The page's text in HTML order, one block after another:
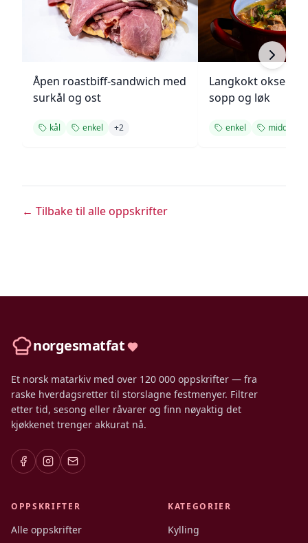
Åpen roastbiff-sandwich med
surkål og ost
kål enkel +2
Langkokt
sopp og løk
enkel middag
← Tilbake til alle oppskrifter
norgesmatfat
Et norsk matarkiv med over 120 000 oppskrifter — fra
raske hverdagsretter til storslagne festmenyer. Filtrer
etter tid, sesong eller råvarer og finn nøyaktig det
kjøkkenet trenger akkurat nå.
OPPSKRIFTER
Alle oppskrifter
KATEGORIER
Kylling